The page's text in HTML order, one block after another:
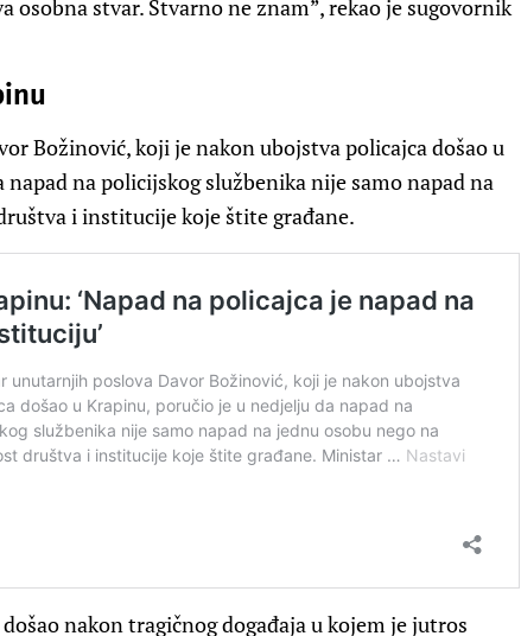
osobna stvar. Stvarno ne znam”, rekao je sugovornik
Božinović, koji je nakon ubojstva policajca došao u
na policijskog službenika nije samo napad na
i institucije koje štite građane.
nakon tragičnog događaja u kojem je jutros